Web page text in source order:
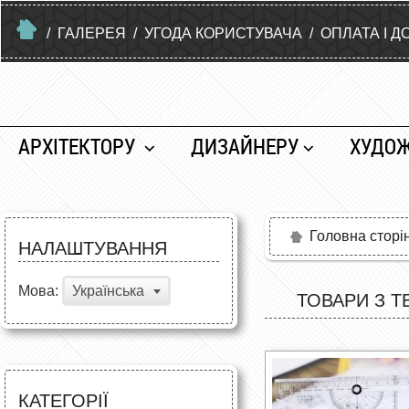
/ ГАЛЕРЕЯ / УГОДА КОРИСТУВАЧА / ОПЛАТА І
АРХІТЕКТОРУ ДИЗАЙНЕРУ
НАЛАШТУВАННЯ
Мова: Українська
КАТЕГОРІЇ
Головна
ТОВАРИ З